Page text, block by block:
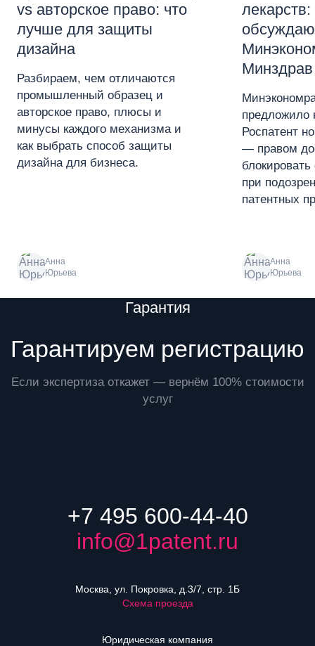
vs авторское право: что
лучше для защиты
дизайна
Разбираем, чем отличаются
промышленный образец и
авторское право, плюсы и
минусы каждого механизма и
как выбрать способ защиты
дизайна для бизнеса.
Анна
Юрьева
лекарств:
Минздрав
предложило
Роспатент
— правом
блокировать
при
патентных
Анна
Юрьева
Гарантия
Гарантируем регистрацию
Если экспертиза откажет — вернём 100% стоимости
услуг
+7 495 600-44-40
info@1patent.ru
Москва, ул. Покровка, д.3/7, стр. 1Б
Схема проезда
Юридическая компания